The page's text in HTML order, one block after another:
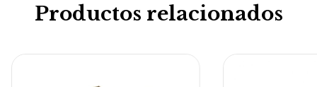
Productos relacionados